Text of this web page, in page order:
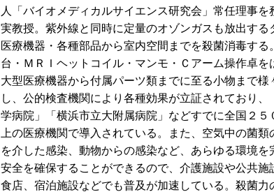
人「バイオメディカルサイエンス研究会」常任理事を
実教授。紫外線と同時に定量のオゾンガスも放出する
医療機器・各種部品から室内空間までを殺菌消毒する
台・ＭＲＩヘットコイル・マンモ・Ｃアーム操作卓を
大型医療機器から付属パーツ類までに至る小物まで様
し、公的検査機関により各種効果が立証されており、
学病院」「横浜市立大附属病院」などすでに全国２５
上の医療機関で導入されている。また、空気中の菌類
を介した感染、動物からの感染など、あらゆる環境を
安全を確保することができるので、介護施設や公共施
食店、宿泊施設などでも普及が加速している。殺菌力